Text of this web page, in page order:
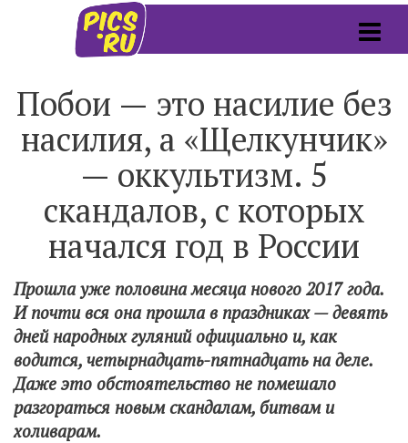
Побои — это насилие без
насилия, а «Щелкунчик»
— оккультизм. 5
скандалов, с которых
начался год в России
Прошла уже половина месяца нового 2017 года.
И почти вся она прошла в праздниках — девять
дней народных гуляний официально и, как
водится, четырнадцать-пятнадцать на деле.
Даже это обстоятельство не помешало
разгораться новым скандалам, битвам и
холиварам.